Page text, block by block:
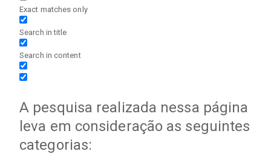
Exact matches only
Search in title
Search in content
A pesquisa realizada nessa página
leva em consideração as seguintes
categorias: